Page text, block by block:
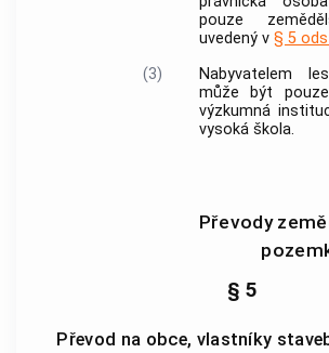
pouze
uvedený v§ 5
(3)
Nabyvatelem
může být
výzkumná
vysoká škola.
Převody
§ 5
Převod na obce, vlastníky